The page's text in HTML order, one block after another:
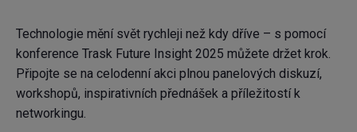
Technologie mění svět rychleji než kdy dříve – s pomocí
konference Trask Future Insight 2025 můžete držet krok.
Připojte se na celodenní akci plnou panelových diskuzí,
workshopů, inspirativních přednášek a příležitostí k
networkingu.